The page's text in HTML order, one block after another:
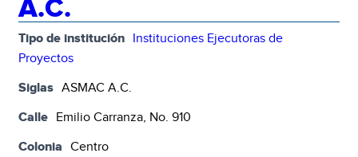
A.C.
Tipo de institución Instituciones Ejecutoras de
Proyectos
Siglas ASMAC A.C.
Calle Emilio Carranza, No. 910
Colonia Centro